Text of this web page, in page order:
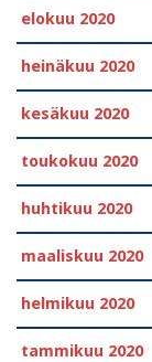
elokuu 2020
heinäkuu 2020
kesäkuu 2020
toukokuu 2020
huhtikuu 2020
maaliskuu 2020
helmikuu 2020
tammikuu 2020